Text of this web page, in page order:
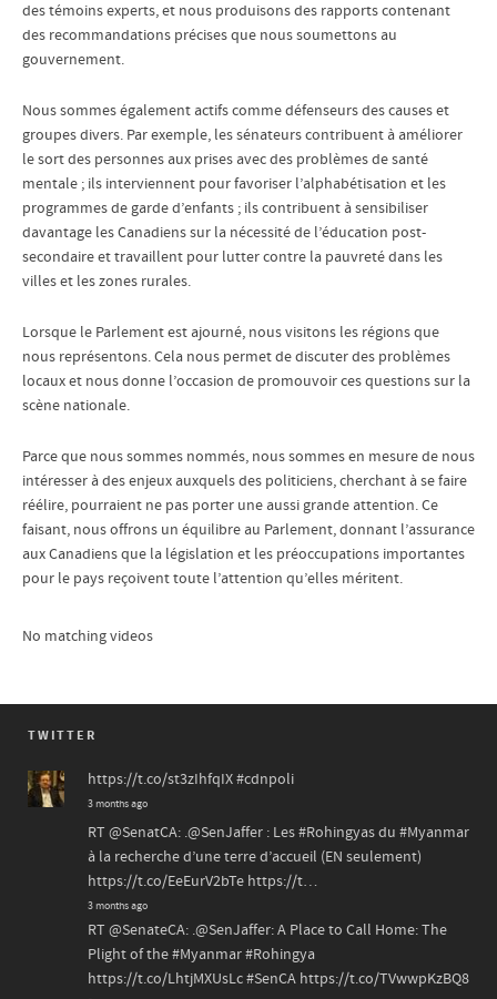
des témoins experts, et nous produisons des rapports contenant
des recommandations précises que nous soumettons au
gouvernement.
Nous sommes également actifs comme défenseurs des causes et
groupes divers. Par exemple, les sénateurs contribuent à améliorer
le sort des personnes aux prises avec des problèmes de santé
mentale ; ils interviennent pour favoriser l’alphabétisation et les
programmes de garde d’enfants ; ils contribuent à sensibiliser
davantage les Canadiens sur la nécessité de l’éducation post-
secondaire et travaillent pour lutter contre la pauvreté dans les
villes et les zones rurales.
Lorsque le Parlement est ajourné, nous visitons les régions que
nous représentons. Cela nous permet de discuter des problèmes
locaux et nous donne l’occasion de promouvoir ces questions sur la
scène nationale.
Parce que nous sommes nommés, nous sommes en mesure de nous
intéresser à des enjeux auxquels des politiciens, cherchant à se faire
réélire, pourraient ne pas porter une aussi grande attention. Ce
faisant, nous offrons un équilibre au Parlement, donnant l’assurance
aux Canadiens que la législation et les préoccupations importantes
pour le pays reçoivent toute l’attention qu’elles méritent.
No matching videos
TWITTER
https://t.co/st3zIhfqIX#cdnpoli
3 months ago
RT @SenatCA: .@SenJaffer : Les#Rohingyasdu #Myanmar
à la recherche d’une terre d’accueil (EN seulement)
https://t.co/EeEurV2bTe https://t…
3 months ago
RT @SenateCA: .@SenJaffer: A Place to Call Home: The
Plight of the#Myanmar#Rohingya
https://t.co/LhtjMXUsLc#SenCA https://t.co/TVwwpKzBQ8